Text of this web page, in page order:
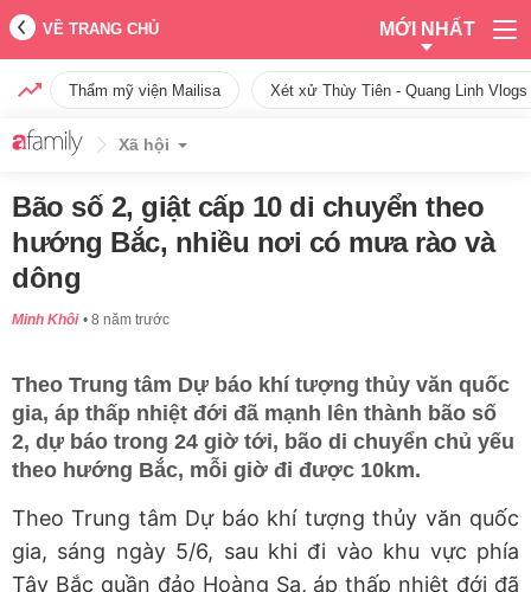
VỀ TRANG CHỦ MỚI NHẤT
Thẩm mỹ viện Mailisa Xét xử Thùy Tiên - Quang Linh
Xã hội
Bão số 2, giật cấp 10 di chuyển theo
hướng Bắc, nhiều nơi có mưa rào và
dông
Minh Khôi 8 năm trước
Theo Trung tâm Dự báo khí tượng thủy văn quốc
gia, áp thấp nhiệt đới đã mạnh lên thành bão số
2, dự báo trong 24 giờ tới, bão di chuyển chủ yếu
theo hướng Bắc, mỗi giờ đi được 10km.
Theo Trung tâm Dự báo khí tượng thủy văn quốc
gia, sáng ngày 5/6, sau khi đi vào khu vực phía
Tây Bắc quần đảo Hoàng Sa, áp thấp nhiệt đới đã